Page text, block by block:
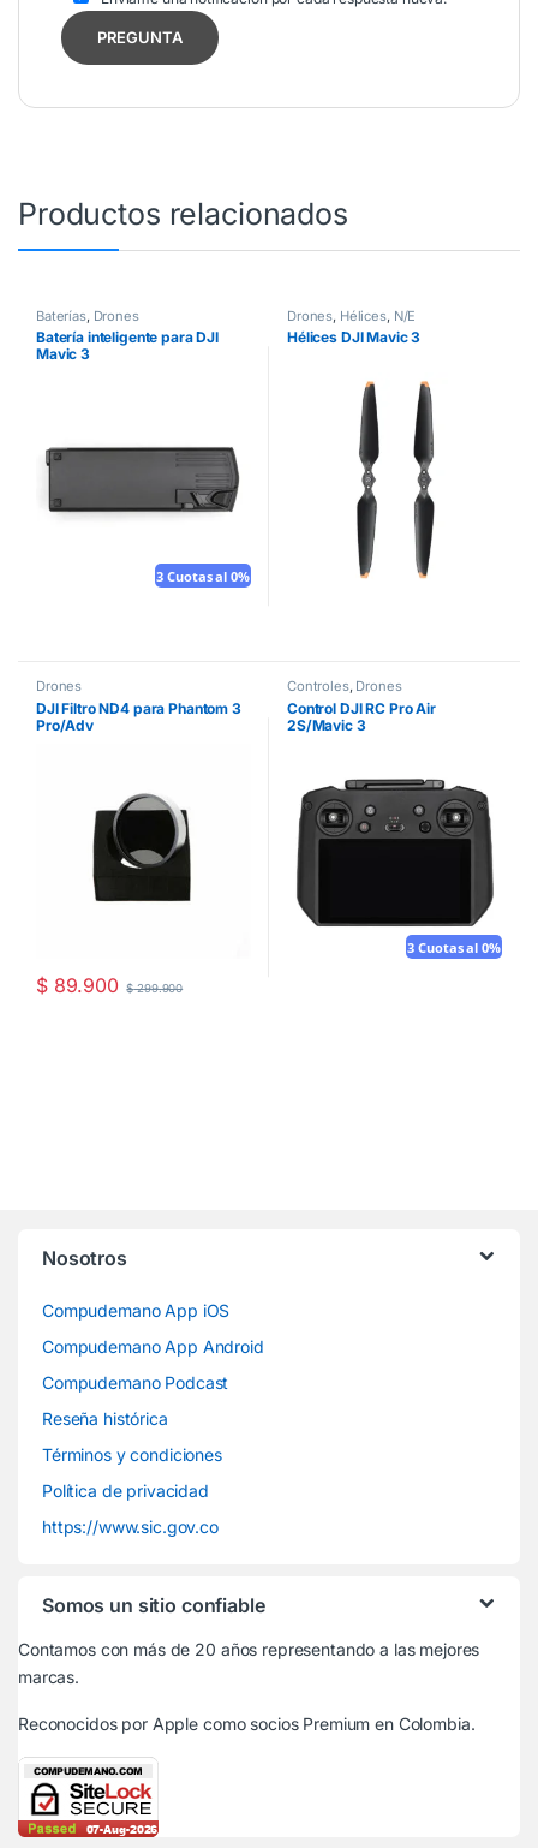
Productos relacionados
Baterías, Drones
Batería inteligente para DJI
Mavic 3
3 Cuotas al 0%
Drones, Hélices, N/E
Hélices DJI Mavic 3
Drones
DJI Filtro ND4 para Phantom 3
Pro/Adv
$89.900 $299.900
Controles, Drones
Control DJI RC Pro Air
2S/Mavic 3
3 Cuotas al 0%
Nosotros
Compudemano App iOS
Compudemano App Android
Compudemano Podcast
Reseña histórica
Términos y condiciones
Política de privacidad
https://www.sic.gov.co
Somos un sitio confiable
Contamos con más de 20 años representando a las mejores
marcas.
Reconocidos por Apple como socios Premium en Colombia.